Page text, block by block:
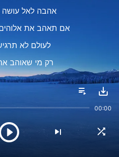
אהבה לאל עושה
אם תאהב את אלוהים
לעולם לא
רק מי שאוהב
יכול להעיד עליו
מאהבה לאל,
00:00